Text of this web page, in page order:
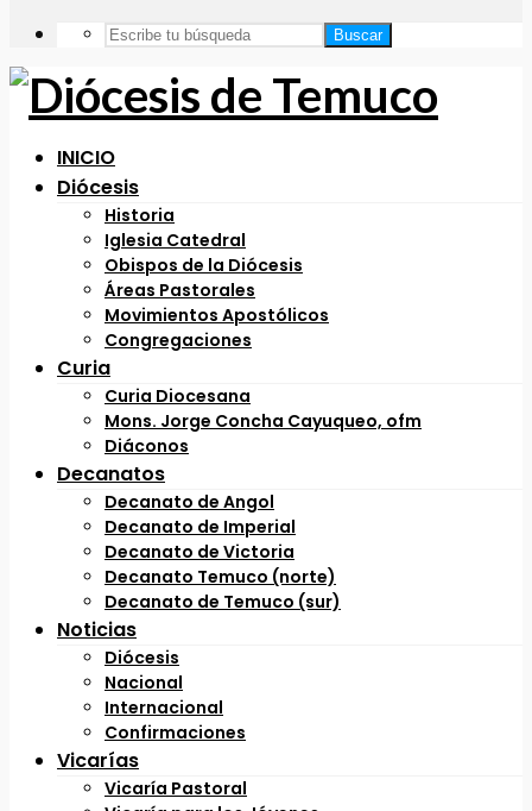
Buscar
INICIO
Diócesis
Historia
Iglesia Catedral
Obispos de la Diócesis
Áreas Pastorales
Movimientos Apostólicos
Congregaciones
Curia
Curia Diocesana
Mons. Jorge Concha Cayuqueo, ofm
Diáconos
Decanatos
Decanato de Angol
Decanato de Imperial
Decanato de Victoria
Decanato Temuco (norte)
Decanato de Temuco (sur)
Noticias
Diócesis
Nacional
Internacional
Confirmaciones
Vicarías
Vicaría Pastoral